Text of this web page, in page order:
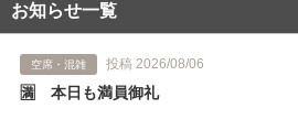
お知らせ一覧
空席・混雑 投稿 2026/08/06
🈵 本日も満員御礼